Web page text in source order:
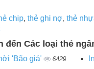
chip, thẻ ghi nợ, thẻ
đến Các loại thẻ
'Bão giá' 6429